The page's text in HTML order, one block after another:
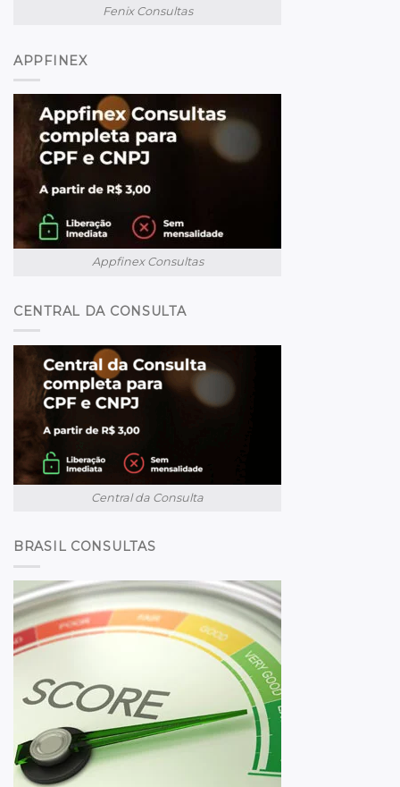
Fenix Consultas
APPFINEX
Appfinex Consultas
CENTRAL DA CONSULTA
Central da Consulta
BRASIL CONSULTAS